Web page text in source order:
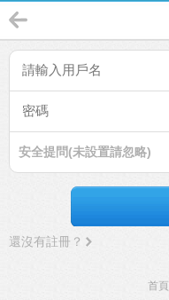
安全提問(未設置請忽略)
還沒有註冊？
首頁